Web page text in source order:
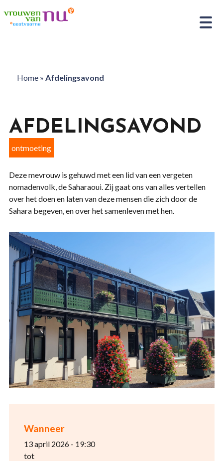
Home» Afdelingsavond
Wanneer
13 april 2026 - 19:30
tot
AFDELINGSAVOND
ontmoeting
Deze mevrouw is gehuwd met een lid van een vergeten
nomadenvolk, de Saharaoui. Zij gaat ons van alles vertellen
over het doen en laten van deze mensen die zich door de
Sahara begeven, en over het samenleven met hen.